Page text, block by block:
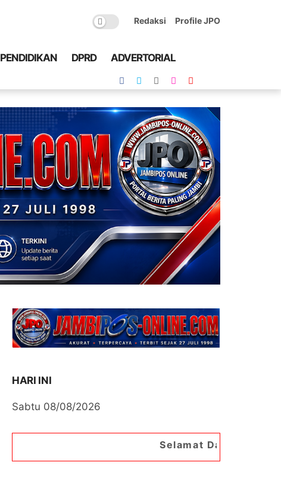
Redaksi Profile JPO
PENDIDIKAN DPRD ADVERTORIAL
HARI INI
Sabtu 08/08/2026
Selamat Datang di Portal Berita